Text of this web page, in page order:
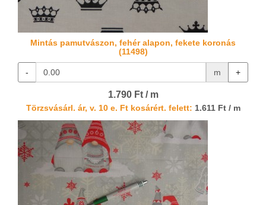
Mintás pamutvászon, fehér alapon, fekete koronás
(11498)
- m +
1.790 Ft / m
Törzsvásárl. ár, v. 10 e. Ft kosárért. felett: 1.611 Ft / m